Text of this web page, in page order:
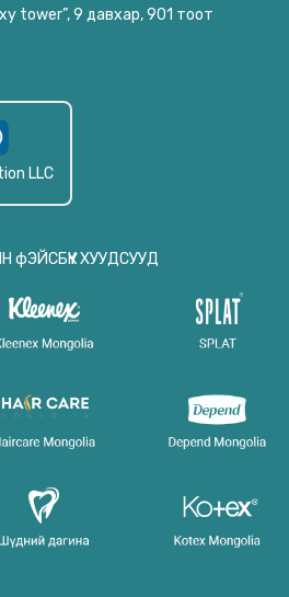
tower”, 9 давхар, 901 тоот
LLC
фЭЙСБҮҮК ХУУДСУУД